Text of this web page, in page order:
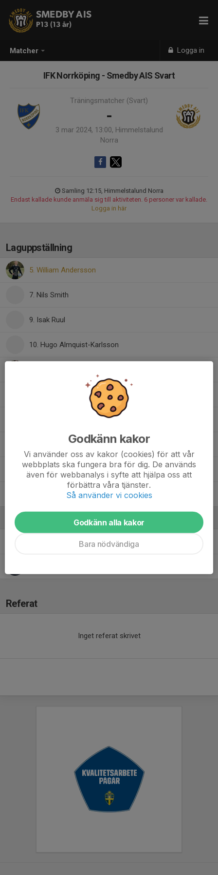
Matcher Logga in
SMEDBY AIS
P13 (13 år)
IFK Norrköping - Smedby AIS Svart
Träningsmatcher (Svart)
-
3 mar 2024, 13:00, Himmelstalund
Norra
Samling 12:15, Himmelstalund Norra
Endast kallade kunde anmäla sig till aktiviteten. 6 personer var kallade.
Logga in här
Laguppställning
5. William Andersson
7. Nils Smith
9. Isak Ruul
10. Hugo Almquist-Karlsson
16. Ludvig Källholm
31. Hannes Markskog
35. Sixten Wackenhag
39. Zubair Mahamed
Ledare
Huvudledare
Referat
Inget referat skrivet
Godkänn kakor
Vi använder oss av kakor (cookies) för att vår
webbplats ska fungera bra för dig. De används
även för webbanalys i syfte att hjälpa oss att
förbättra våra tjänster.
Så använder vi cookies
Godkänn alla kakor
Bara nödvändiga